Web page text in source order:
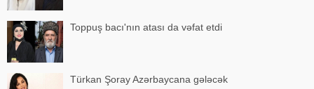
Toppuş bacı'nın atası da vəfat etdi
Türkan Şoray Azərbaycana gələcək